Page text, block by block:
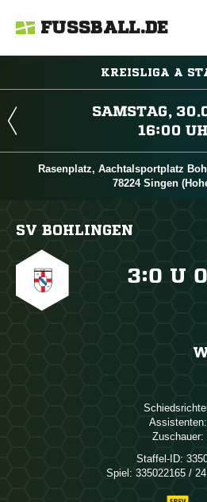
FUSSBALL.DE
KREISLIGA A


Rasenplatz, Aachtalsportplatz
78224 Singen
SV BOHLINGEN
: U 
Assistenten:
Zuschauer:
Staffel-ID:
Spiel: 335022165 /